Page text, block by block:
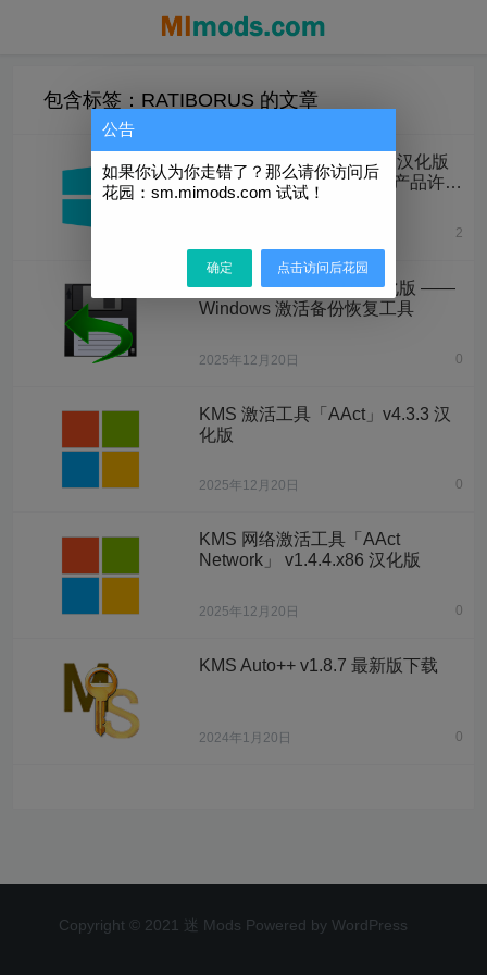
包含标签：RATIBORUS 的文章
Activation Program v1.17 汉化版
—— 离线“激活”Microsoft 产品许可
证
2
MSActBackup v1.2.9 汉化版 ——
Windows 激活备份恢复工具
2025年12月20日 0
KMS 激活工具「AAct」v4.3.3 汉
化版
2025年12月20日 0
KMS 网络激活工具「AAct
Network」 v1.4.4.x86 汉化版
2025年12月20日 0
KMS Auto++ v1.8.7 最新版下载
2024年1月20日 0
Copyright © 2021 迷 Mods Powered by WordPress
公告
如果你认为你走错了？那么请你访问后
花园：sm.mimods.com 试试！
确定 点击访问后花园